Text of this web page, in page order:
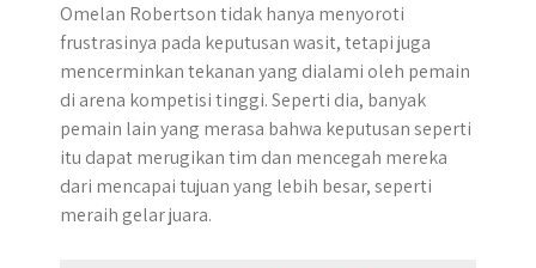
Omelan Robertson tidak hanya menyoroti
frustrasinya pada keputusan wasit, tetapi juga
mencerminkan tekanan yang dialami oleh pemain
di arena kompetisi tinggi. Seperti dia, banyak
pemain lain yang merasa bahwa keputusan seperti
itu dapat merugikan tim dan mencegah mereka
dari mencapai tujuan yang lebih besar, seperti
meraih gelar juara.